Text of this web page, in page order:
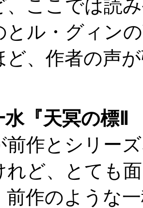
、ここでは読
とル・グィン
ど、作者の声
水『天冥の標
前作とシリー
れど、とても
前作のような